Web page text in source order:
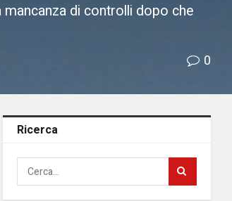
di controlli dopo che
0
Ricerca